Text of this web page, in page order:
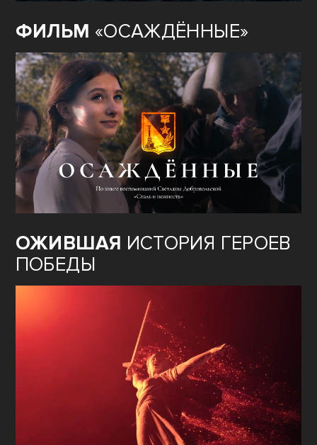
ФИЛЬМ «ОСАЖДЁННЫЕ»
ОЖИВШАЯ ИСТОРИЯ ГЕРОЕВ
ПОБЕДЫ